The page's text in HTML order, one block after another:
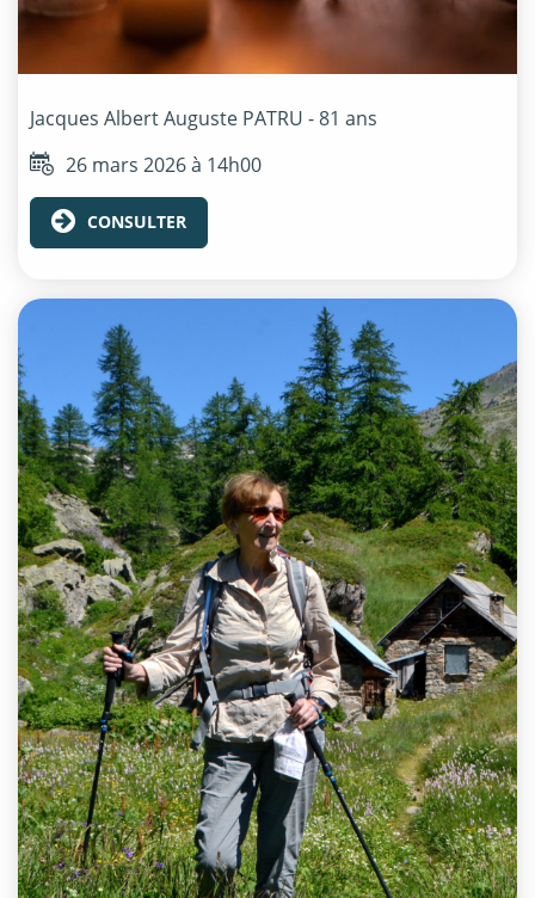
Jacques Albert Auguste PATRU - 81 ans
26 mars 2026 à 14h00
CONSULTER